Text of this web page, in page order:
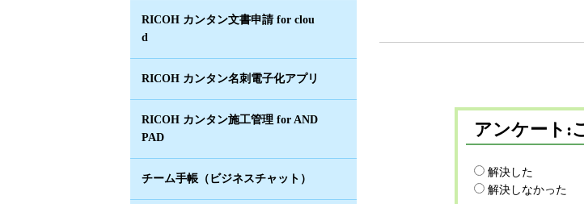
RICOH カンタン文書申請 for clou
d
RICOH カンタン名刺電子化アプリ
RICOH カンタン施工管理 for AND
PAD
チーム手帳（ビジネスチャット）
アンケート:
解決した
解決しなかった